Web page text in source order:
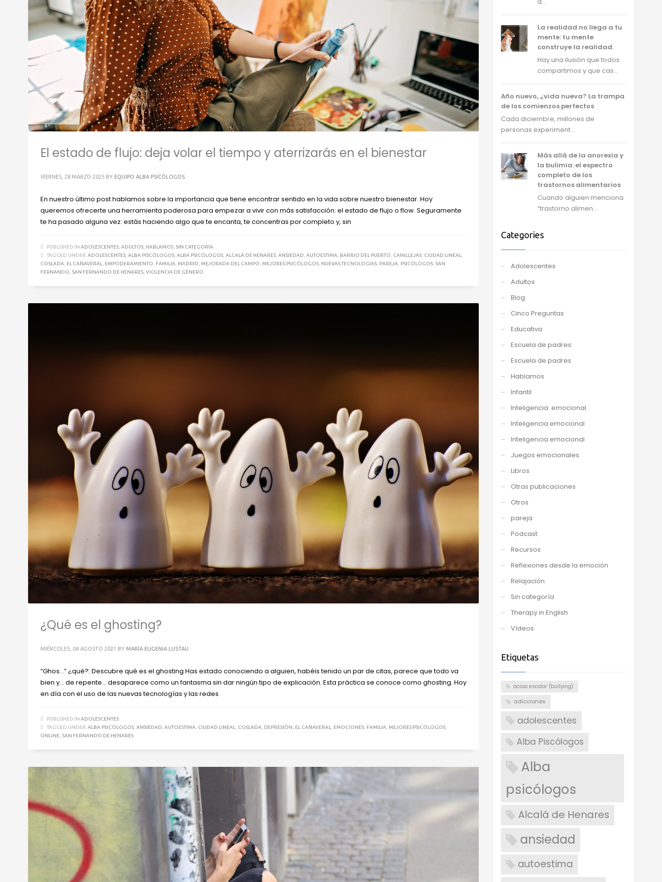
El estado de flujo: deja volar el tiempo y aterrizarás en el bienestar
VIERNES, 28 MARZO 2025 BY EQUIPO ALBA PSICÓLOGOS
En nuestro último post hablamos sobre la importancia que tiene encontrar sentido en la vida sobre nuestro bienestar. Hoy
queremos ofrecerte una herramienta poderosa para empezar a vivir con más satisfacción: el estado de flujo o flow. Seguramente
te ha pasado alguna vez: estás haciendo algo que te encanta, te concentras por completo y, sin
PUBLISHED IN ADOLESCENTES ADULTOS HABLAMOS SIN CATEGORÍA
TAGGED UNDER:ADOLESCENTES ALBA PISCÓLOGOS ALBA PSICÓLOGOS ALCALÁ DE HENARES ANSIEDAD AUTOESTIMA BARRIO DEL PUERTO CANILLEJAS CIUDAD LINEAL
COSLADA
EL CAÑAVERAL EMPODERAMIENTO FAMILIA MADRID MEJORADA DEL CAMPO MEJORES PSICÓLOGOS NUEVAS TECNOLOGÍAS PAREJA PSICÓLOGOS SAN
FERNANDO SAN FERNANDO DE HENARES VIOLENCIA DE GÉNERO
¿Qué es el ghosting?
MIÉRCOLES, 04 AGOSTO 2021 BY MARÍA EUGENIA LUSTAU
“Ghos…” ¿qué?: Descubre qué es el ghosting Has estado conociendo a alguien, habéis tenido un par de citas, parece que todo va
bien y… de repente… desaparece como un fantasma sin dar ningún tipo de explicación. Esta práctica se conoce como ghosting. Hoy
en día con el uso de las nuevas tecnologías y las redes
PUBLISHED IN ADOLESCENTES
TAGGED UNDER:ALBA PSICÓLOGOS ANSIEDAD AUTOESTIMA CIUDAD LINEAL COSLADA DEPRESIÓN EL CAÑAVERAL EMOCIONES FAMILIA MEJORES PSICÓLOGOS
ONLINE SAN FERNANDO DE HENARES
La realidad no llega a tu
mente: tu mente
construye la realidad.
Hay una ilusión que todos
compartimos y que cas...
Año nuevo, ¿vida nueva? La trampa
de los comienzos perfectos
Cada diciembre, millones de
personas experiment...
Más allá de la anorexia y
la bulimia: el espectro
completo de los
trastornos alimentarios
Cuando alguien menciona
“trastorno alimen...
Categories
Adolescentes
Adultos
Blog
Cinco Preguntas
Educativa
Escuela de padres
Escuela de padres
Hablamos
Infantil
Inteligencia emocional
Inteligencia emocional
Inteligencia emocional
Juegos emocionales
Libros
Otras publicaciones
Otros
pareja
Podcast
Recursos
Reflexiones desde la emoción
Relajación
Sin categoría
Therapy in English
Vídeos
Etiquetas
acoso escolar (bullying)
adicciones
adolescentes
Alba Piscólogos
Alba
psicólogos
Alcalá de Henares
ansiedad
autoestima